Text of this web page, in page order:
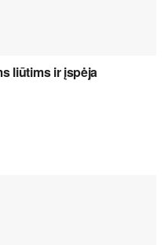
liūtims ir įspėja